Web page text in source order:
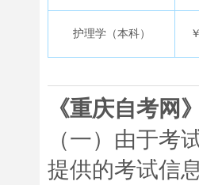
护理学（本科）
《重庆自考网
（一）由于考
提供的考试信